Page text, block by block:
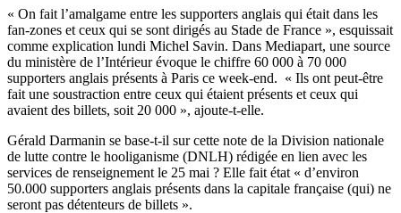
« On fait l’amalgame entre les supporters anglais qui était dans les
fan-zones et ceux qui se sont dirigés au Stade de France », esquissait
comme explication lundi Michel Savin. Dans Mediapart, une source
du ministère de l’Intérieur évoque le chiffre 60 000 à 70 000
supporters anglais présents à Paris ce week-end. « Ils ont peut-être
fait une soustraction entre ceux qui étaient présents et ceux qui
avaient des billets, soit 20 000 », ajoute-t-elle.
Gérald Darmanin se base-t-il sur cette note de la Division nationale
de lutte contre le hooliganisme (DNLH) rédigée en lien avec les
services de renseignement le 25 mai ? Elle fait état « d’environ
50.000 supporters anglais présents dans la capitale française (qui) ne
seront pas détenteurs de billets ».